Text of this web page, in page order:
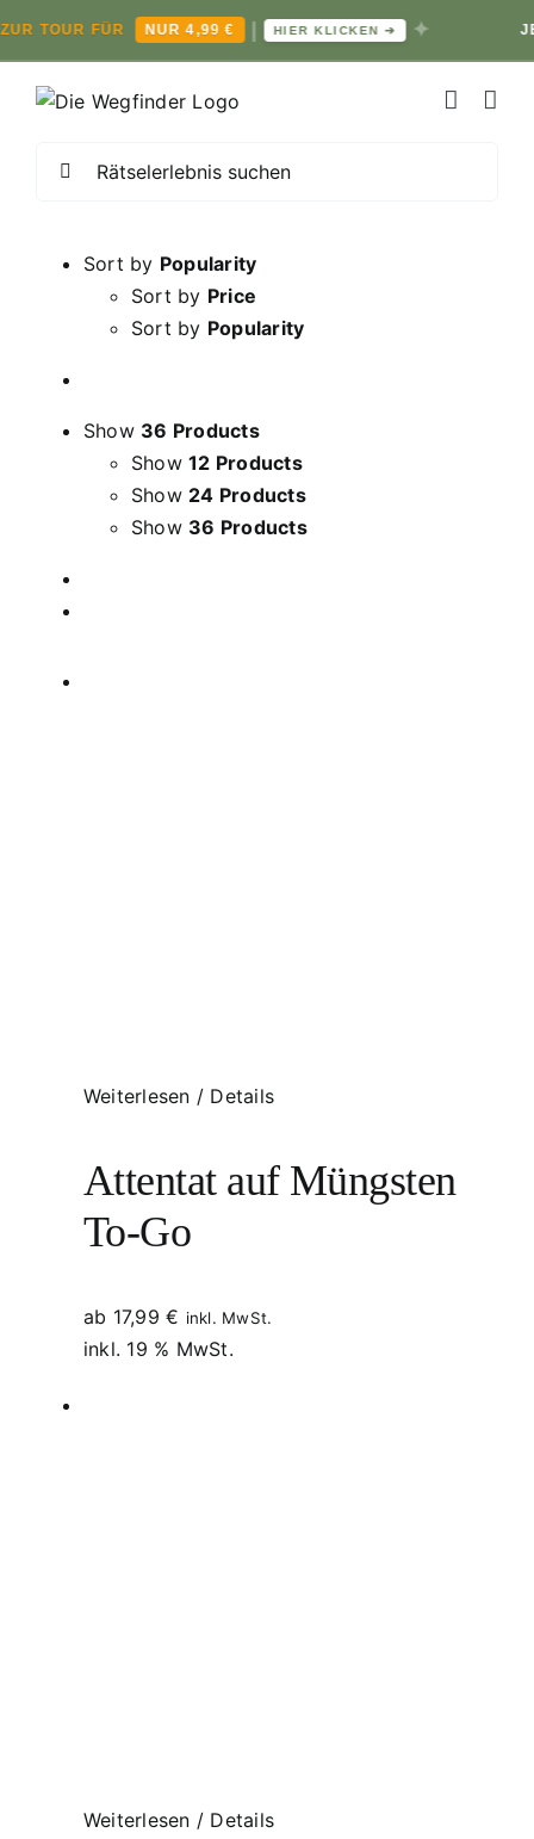
FÜR NUR 4,99 € | HIER KLICKEN ➔ ✦
Inhalt
Sort by Popularity
Sort by Price
Sort by Popularity
Show 36 Products
Show12 Products
Show 24 Products
Show 36 Products
Weiterlesen / Details
Attentat auf Müngsten
To-Go
ab 17,99€ inkl. MwSt.
inkl. 19 % MwSt.
Weiterlesen / Details